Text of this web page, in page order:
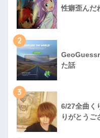
性癖歪んだ
2
GeoGuessr
た話
3
6/27全曲く
りがとうご